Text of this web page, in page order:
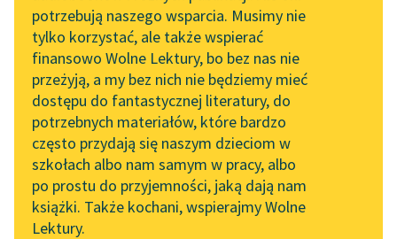
Lab
Zapraszamy na spotkanie
online z tłumaczkami
literatury skandynawskiej
Spotkanie z Katarzyną
Tunkiel w Oslo
102. lata temu zmarł
Joseph Conrad
Przewodnik dla piszących i
czytających
API
OAI-PMH
Widget Wolnych Lektur
Przypisy
potrzebują naszego wsparcia. Musimy nie
tylko korzystać, ale także wspierać
finansowo Wolne Lektury, bo bez nas nie
przeżyją, a my bez nich nie będziemy mieć
dostępu do fantastycznej literatury, do
potrzebnych materiałów, które bardzo
często przydają się naszym dzieciom w
szkołach albo nam samym w pracy, albo
po prostu do przyjemności, jaką dają nam
książki. Także kochani, wspierajmy Wolne
Lektury.
igrzysko
Nie rzekł jako żyw
żaden więtszej prawdy
z wieka,
Jako kto nazwał
bożym igrzyskiem
człowieka...